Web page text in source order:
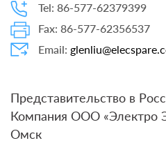
Tel: 86-577-62379399
Fax: 86-577-62356537
Email:
Представительство в
Компания ООО «Электро
Омск